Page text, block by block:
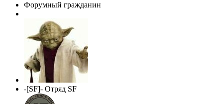
Форумный гражданин
-[SF]- Отряд SF